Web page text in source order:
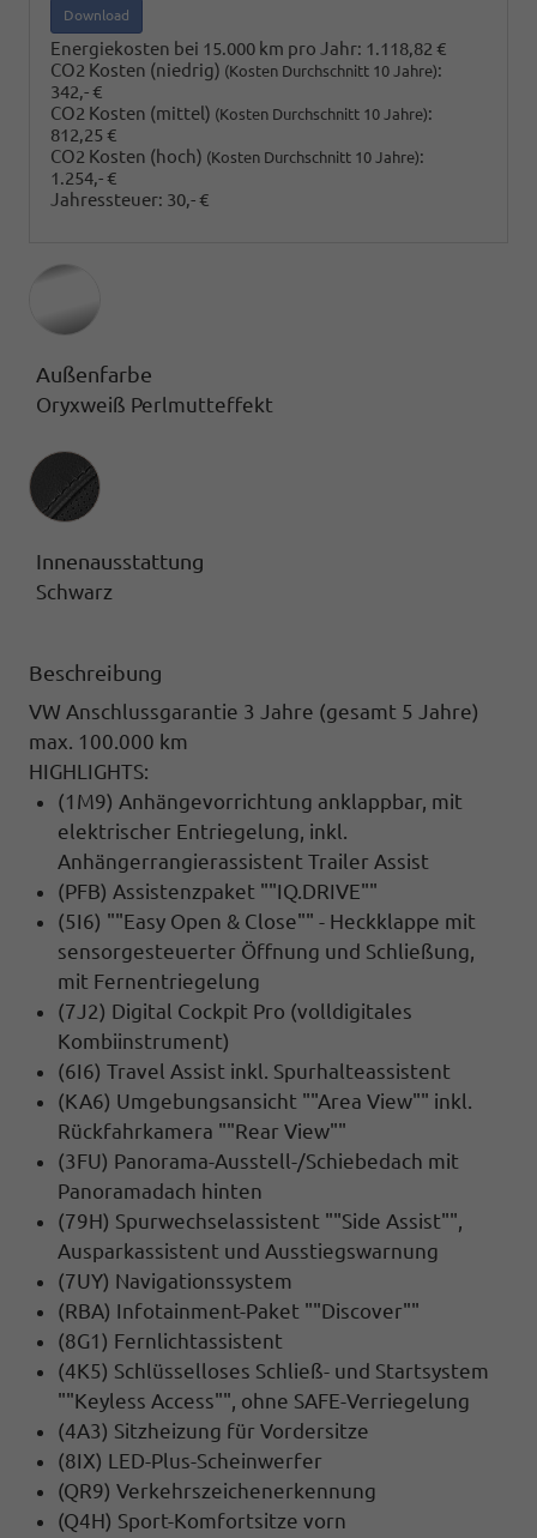
Download
Energiekosten bei 15.000 km pro Jahr: 1.118,82 €
CO2 Kosten (niedrig) (Kosten Durchschnitt 10 Jahre):
342,- €
CO2 Kosten (mittel) (Kosten Durchschnitt 10 Jahre):
812,25 €
CO2 Kosten (hoch) (Kosten Durchschnitt 10 Jahre):
1.254,- €
Jahressteuer: 30,- €
Außenfarbe
Oryxweiß Perlmutteffekt
Innenausstattung
Innenausstattung
Schwarz
Beschreibung
VW Anschlussgarantie 3 Jahre (gesamt 5 Jahre)
max. 100.000 km
HIGHLIGHTS:
(1M9) Anhängevorrichtung anklappbar, mit
elektrischer Entriegelung, inkl.
Anhängerrangierassistent Trailer Assist
(PFB) Assistenzpaket ""IQ.DRIVE""
(5I6) ""Easy Open & Close"" - Heckklappe mit
sensorgesteuerter Öffnung und Schließung,
mit Fernentriegelung
(7J2) Digital Cockpit Pro (volldigitales
Kombiinstrument)
(6I6) Travel Assist inkl. Spurhalteassistent
(KA6) Umgebungsansicht ""Area View"" inkl.
Rückfahrkamera ""Rear View""
(3FU) Panorama-Ausstell-/Schiebedach mit
Panoramadach hinten
(79H) Spurwechselassistent ""Side Assist"",
Ausparkassistent und Ausstiegswarnung
(7UY) Navigationssystem
(RBA) Infotainment-Paket ""Discover""
(8G1) Fernlichtassistent
(4K5) Schlüsselloses Schließ- und Startsystem
""Keyless Access"", ohne SAFE-Verriegelung
(4A3) Sitzheizung für Vordersitze
(8IX) LED-Plus-Scheinwerfer
(QR9) Verkehrszeichenerkennung
(Q4H) Sport-Komfortsitze vorn